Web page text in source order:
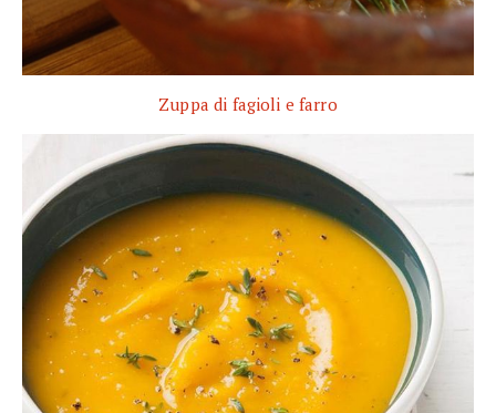
Zuppa di fagioli e farro